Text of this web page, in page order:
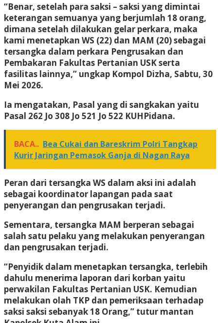
“Benar, setelah para saksi – saksi yang dimintai
keterangan semuanya yang berjumlah 18 orang,
dimana setelah dilakukan gelar perkara, maka
kami menetapkan WS (22) dan MAM (20) sebagai
tersangka dalam perkara Pengrusakan dan
Pembakaran Fakultas Pertanian USK serta
fasilitas lainnya,” ungkap Kompol Dizha, Sabtu, 30
Mei 2026.
Ia mengatakan, Pasal yang di sangkakan yaitu
Pasal 262 Jo 308 Jo 521 Jo 522 KUHPidana.
BACA.. Bea Cukai dan Bareskrim Polri Tangkap
Kurir Jaringan Pemasok Ganja di Nagan Raya
Peran dari tersangka WS dalam aksi ini adalah
sebagai koordinator lapangan pada saat
penyerangan dan pengrusakan terjadi.
Sementara, tersangka MAM berperan sebagai
salah satu pelaku yang melakukan penyerangan
dan pengrusakan terjadi.
“Penyidik dalam menetapkan tersangka, terlebih
dahulu menerima laporan dari korban yaitu
perwakilan Fakultas Pertanian USK. Kemudian
melakukan olah TKP dan pemeriksaan terhadap
saksi saksi sebanyak 18 Orang,” tutur mantan